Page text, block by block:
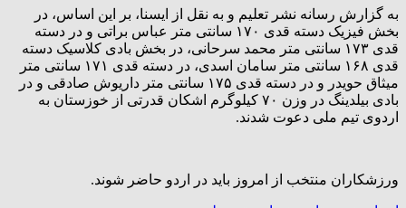
به گزارش رسانه نشر تعلیم و به نقل از ایسنا، بر این اساس، در
بخش فیزیک دسته قدی ۱۷۰ سانتی متر عباس براتی و در دسته
قدی ۱۷۳ سانتی متر محمد سرحانی، در بخش بادی کلاسیک دسته
قدی ۱۶۸ سانتی متر سامان اسدی، در دسته قدی ۱۷۱ سانتی متر
میثاق حویدر و در دسته قدی ۱۷۵ سانتی متر داریوش صادقی و در
بادی بیلدینگ در وزن ۷۰ کیلوگرم اشکان قدرتی از خوزستان به
اردوی تیم ملی دعوت شدند.
ورزشکاران منتخب از امروز باید در اردو حاضر شوند.